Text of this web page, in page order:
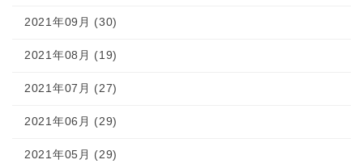
2021年09月 (30)
2021年08月 (19)
2021年07月 (27)
2021年06月 (29)
2021年05月 (29)